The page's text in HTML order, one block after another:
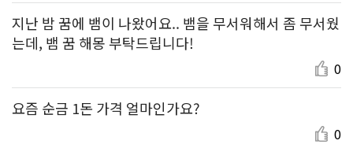
지난 밤 꿈에 뱀이 나왔어요.. 뱀을 무서워해서 좀 무서웠
는데, 뱀 꿈 해몽 부탁드립니다!
0
요즘 순금 1돈 가격 얼마인가요?
0